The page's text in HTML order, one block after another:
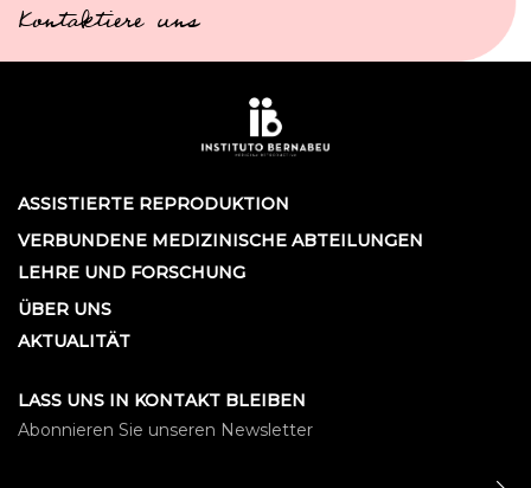
Kontaktiere uns
ASSISTIERTE REPRODUKTION
VERBUNDENE MEDIZINISCHE ABTEILUNGEN
LEHRE UND FORSCHUNG
ÜBER UNS
AKTUALITÄT
LASS UNS IN KONTAKT BLEIBEN
Abonnieren Sie unseren Newsletter